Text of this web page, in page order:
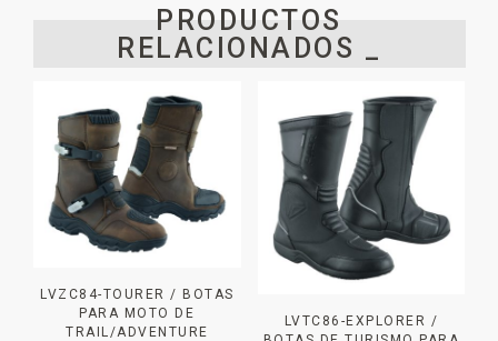
PRODUCTOS
RELACIONADOS _
LVZC84-TOURER / BOTAS
PARA MOTO DE
TRAIL/ADVENTURE
LVTC86-EXPLORER /